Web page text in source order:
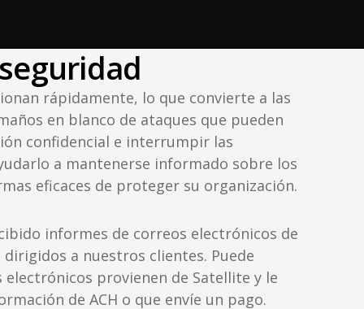
rápidamente, lo que convierte a las
en blanco de ataques que pueden
confidencial e interrumpir las
a mantenerse informado sobre los
eficaces de proteger su organización.
informes de correos electrónicos de
a nuestros clientes. Puede
provienen de Satellite y le
de ACH o que envíe un pago.